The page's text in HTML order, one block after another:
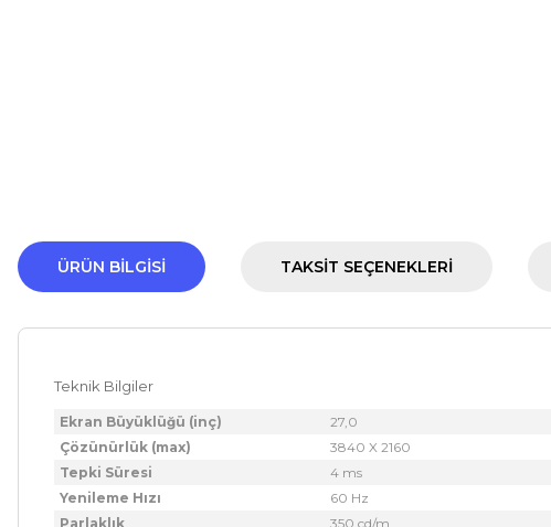
ÜRÜN BILGISI TAKSIT SEÇENEKLERI
Teknik Bilgiler
Ekran Büyüklüğü (inç)
27,0
Çözünürlük (max)
3840 X 2160
Tepki Süresi
4 ms
Yenileme Hızı
60 Hz
Parlaklık
350 cd/m